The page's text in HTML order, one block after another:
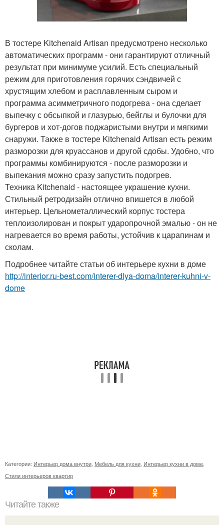
В тостере Kitchenaid Artisan предусмотрено несколько
автоматических программ - они гарантируют отличный
результат при минимуме усилий. Есть специальный
режим для приготовления горячих сэндвичей с
хрустящим хлебом и расплавленным сыром и
программа асимметричного подогрева - она сделает
выпечку с обсыпкой и глазурью, бейглы и булочки для
бургеров и хот-догов поджаристыми внутри и мягкими
снаружи. Также в тостере Kitchenaid Artisan есть режим
разморозки для круассанов и другой сдобы. Удобно, что
программы комбинируются - после разморозки и
выпекания можно сразу запустить подогрев.
Техника Kitchenaid - настоящее украшение кухни.
Стильный ретродизайн отлично впишется в любой
интерьер. Цельнометаллический корпус тостера
теплоизолирован и покрыт ударопрочной эмалью - он не
нагревается во время работы, устойчив к царапинам и
сколам.
Подробнее читайте статьи об интерьере кухни в доме
http://interior.ru-best.com/interer-dlya-doma/interer-kuhni-v-
dome
Категории: Интерьер дома внутри, Мебель для кухни, Интерьер кухни в доме,
Стили интерьеров квартир
Читайте также